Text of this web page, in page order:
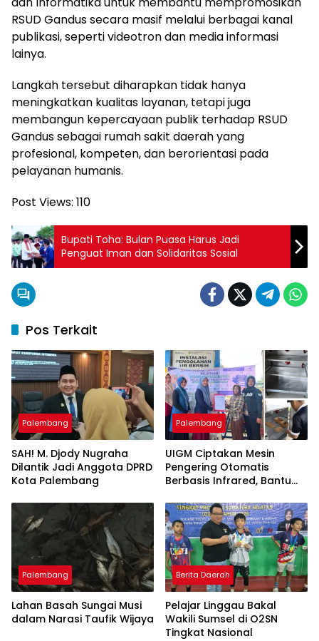
RSUD Gandus secara masif melalui berbagai kanal
publikasi, seperti videotron dan media informasi
lainya.
Langkah tersebut diharapkan tidak hanya
meningkatkan kualitas layanan, tetapi juga
membangun kepercayaan publik terhadap RSUD
Gandus sebagai rumah sakit daerah yang
profesional, kompeten, dan berorientasi pada
pelayanan humanis.
Post Views: 110
Bupati Toha: Bulan Puasa Harus Jadi
Penguat Iman dan Solidaritas Sosial
Pos Terkait
Palembang
SAH! M. Djody Nugraha
Dilantik Jadi Anggota DPRD
Kota Palembang
Palembang
UIGM Ciptakan Mesin
Pengering Otomatis
Berbasis Infrared, Bantu
Pulau Kemaro
Palembang
Lahan Basah Sungai Musi
dalam Narasi Taufik Wijaya
Berita Daerah
Pelajar Linggau Bakal
Wakili Sumsel di O2SN
Tingkat Nasional